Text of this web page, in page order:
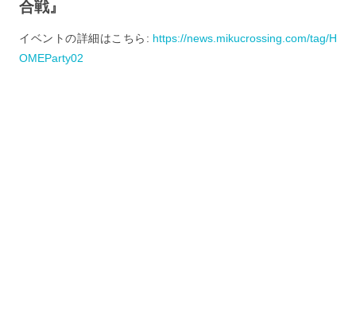
合戦』
イベントの詳細はこちら: https://news.mikucrossing.com/tag/H
OMEParty02